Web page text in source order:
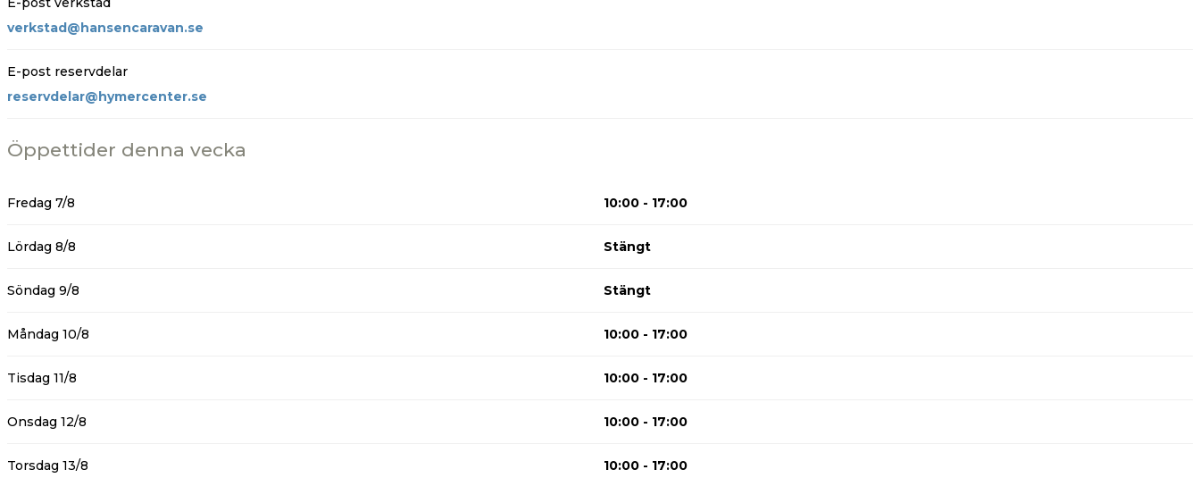
verkstad@hansencaravan.se
E-post reservdelar
reservdelar@hymercenter.se
Öppettider denna vecka
Fredag 7/8 10:00 - 17:00
Lördag 8/8 Stängt
Söndag 9/8 Stängt
Måndag 10/8 10:00 - 17:00
Tisdag 11/8 10:00 - 17:00
Onsdag 12/8 10:00 - 17:00
Torsdag 13/8 10:00 - 17:00